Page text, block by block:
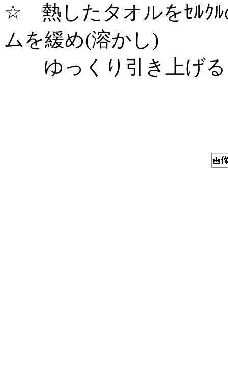
☆ 熱したタオルをｾﾙｸﾙ
ムを緩め(溶かし)
ゆっくり引き上げる